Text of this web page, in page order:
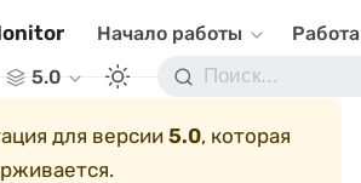
Начало работы
5.0
для версии 5.0, которая